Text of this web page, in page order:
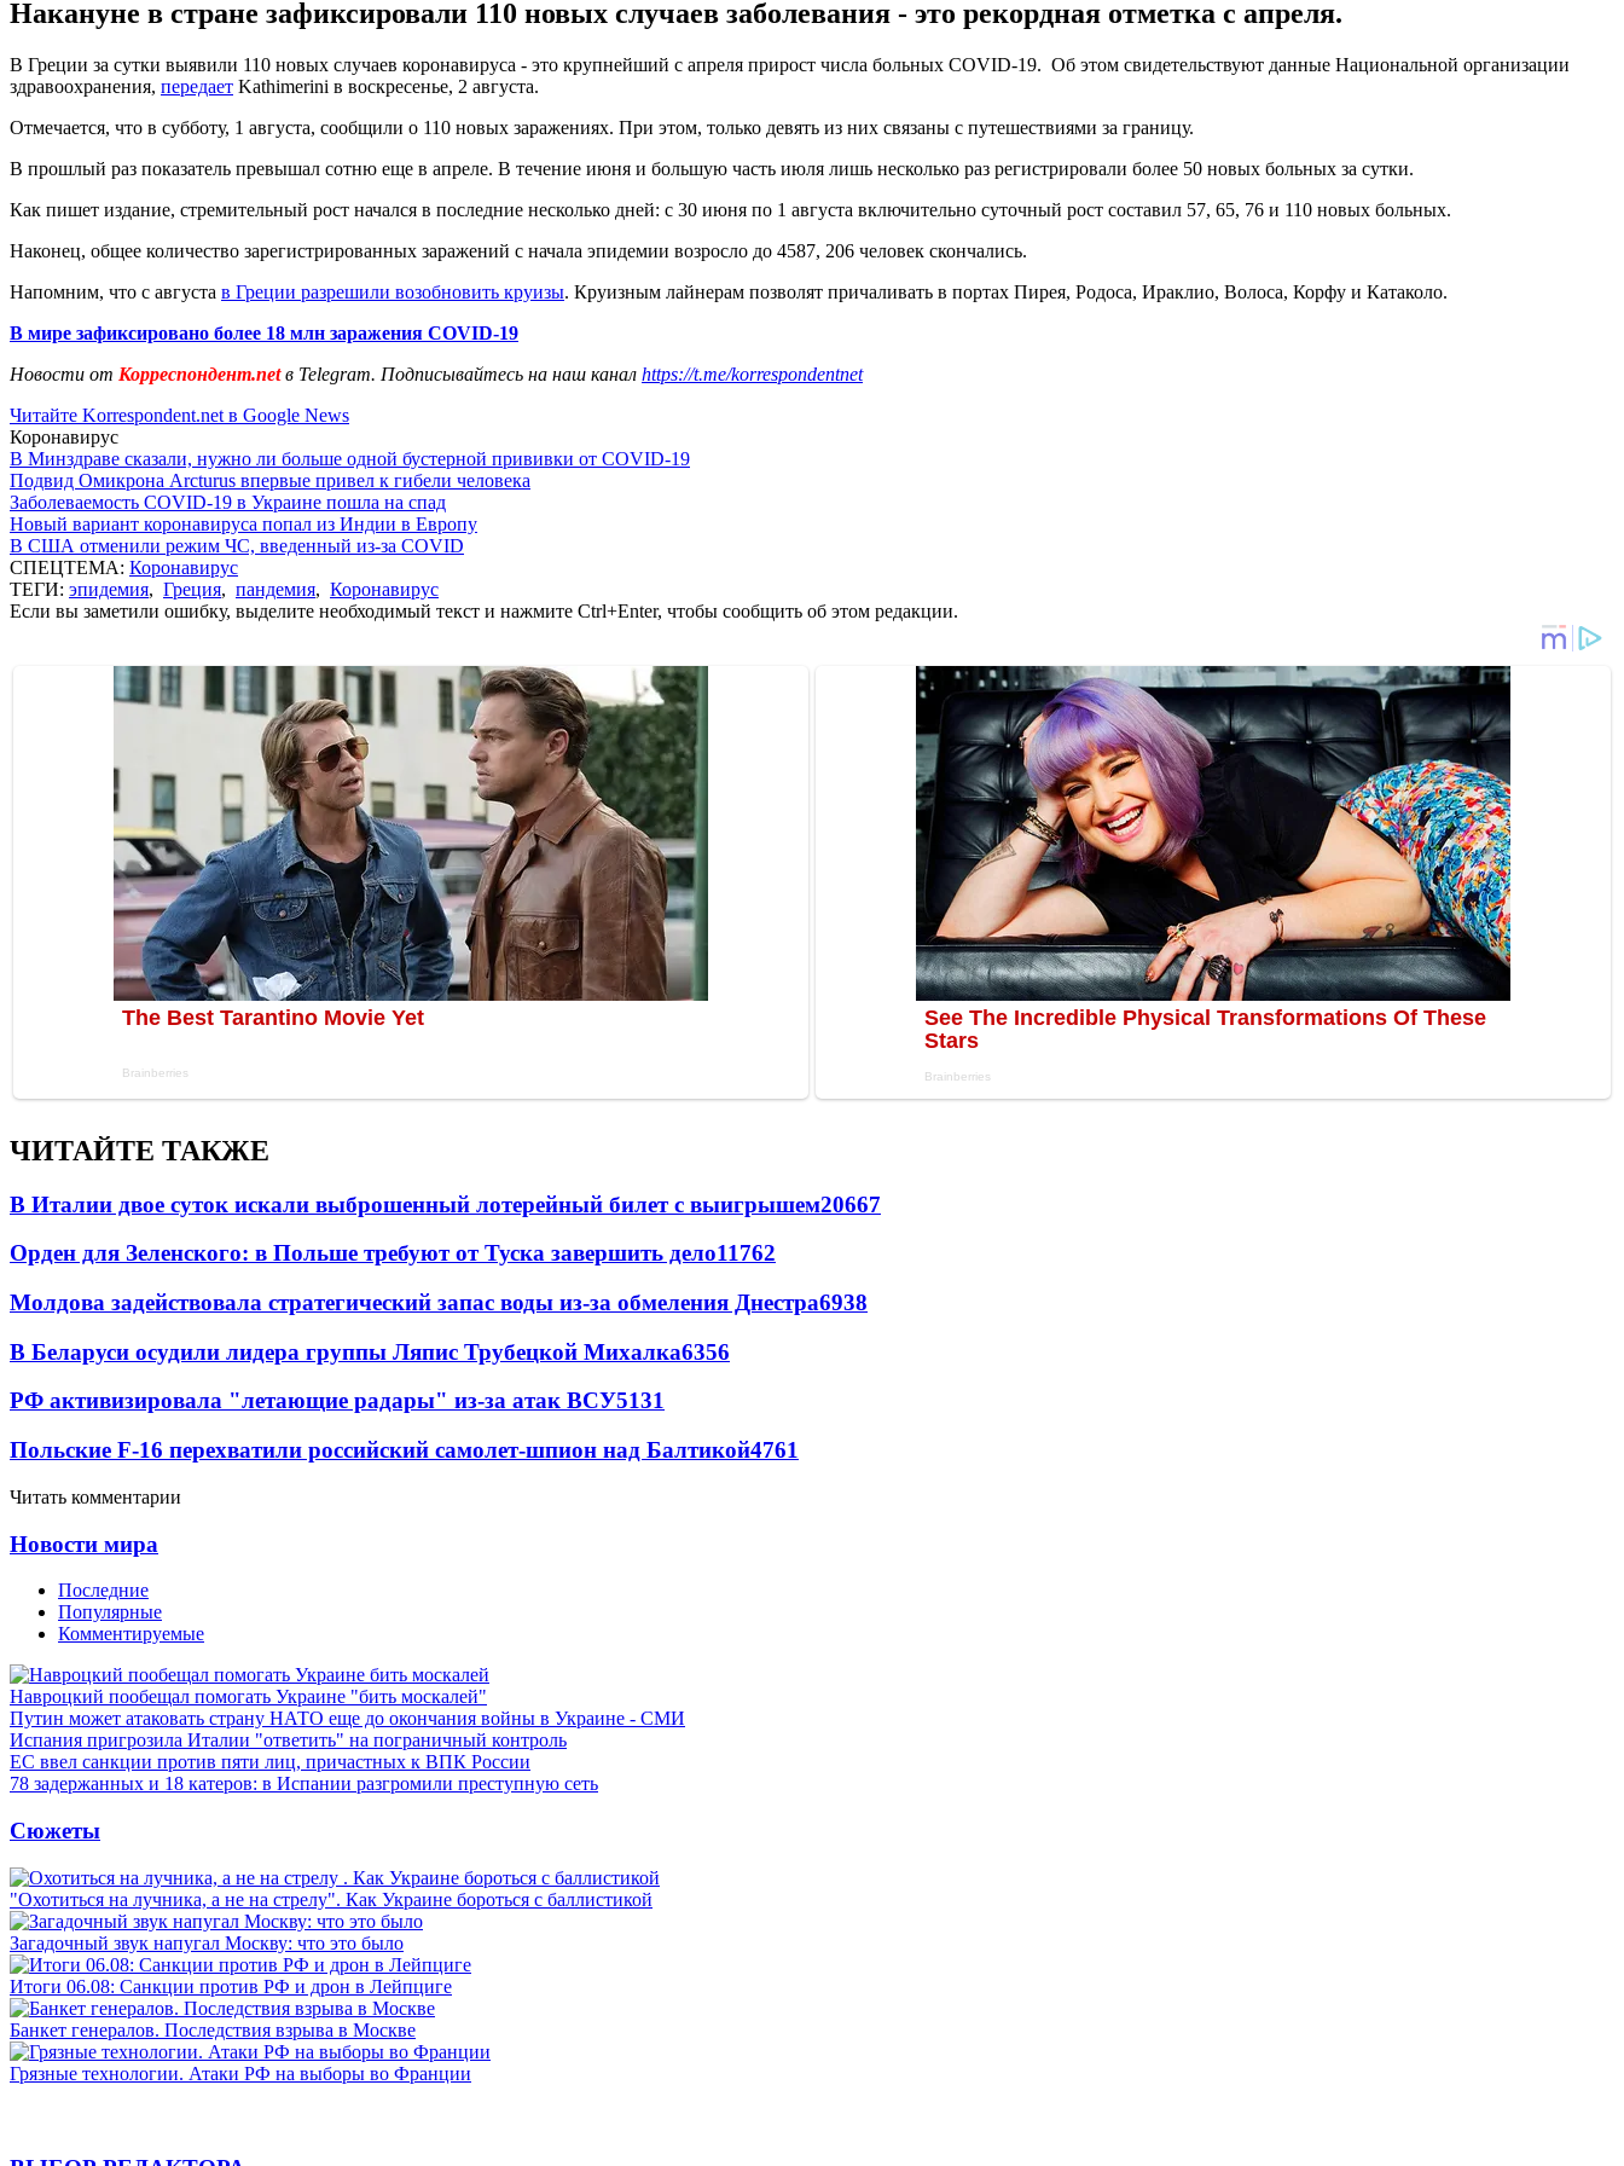
Накануне в стране зафиксировали 110 новых случаев заболевания - это рекордная отметка с апреля.
В Греции за сутки выявили 110 новых случаев коронавируса - это крупнейший с апреля прирост числа больных COVID-19. Об этом свидетельствуют данные Национальной организации
здравоохранения, передает Kathimerini в воскресенье, 2 августа.
Отмечается, что в субботу, 1 августа, сообщили о 110 новых заражениях. При этом, только девять из них связаны с путешествиями за границу.
В прошлый раз показатель превышал сотню еще в апреле. В течение июня и большую часть июля лишь несколько раз регистрировали более 50 новых больных за сутки.
Как пишет издание, стремительный рост начался в последние несколько дней: с 30 июня по 1 августа включительно суточный рост составил 57, 65, 76 и 110 новых больных.
Наконец, общее количество зарегистрированных заражений с начала эпидемии возросло до 4587, 206 человек скончались.
Напомним, что с августа в Греции разрешили возобновить круизы. Круизным лайнерам позволят причаливать в портах Пирея, Родоса, Ираклио, Волоса, Корфу и Катаколо.
В мире зафиксировано более 18 млн заражения COVID-19
Новости от Корреспондент.netв Telegram. Подписывайтесь на наш канал https://t.me/korrespondentnet
Читайте Korrespondent.net в Google News
Коронавирус
В Минздраве сказали, нужно ли больше одной бустерной прививки от COVID-19
Подвид Омикрона Arcturus впервые привел к гибели человека
Заболеваемость COVID-19 в Украине пошла на спад
Новый вариант коронавируса попал из Индии в Европу
В США отменили режим ЧС, введенный из-за COVID
СПЕЦТЕМА: Коронавирус
ТЕГИ: эпидемия, Греция, пандемия, Коронавирус
Если вы заметили ошибку, выделите необходимый текст и нажмите Ctrl+Enter, чтобы сообщить об этом редакции.
ЧИТАЙТЕ ТАКЖЕ
В Италии двое суток искали выброшенный лотерейный билет с выигрышем20667
Орден для Зеленского: в Польше требуют от Туска завершить дело11762
Молдова задействовала стратегический запас воды из-за обмеления Днестра6938
В Беларуси осудили лидера группы Ляпис Трубецкой Михалка6356
РФ активизировала "летающие радары" из-за атак ВСУ5131
Польские F-16 перехватили российский самолет-шпион над Балтикой4761
Читать комментарии
Новости мира
Последние
Популярные
Комментируемые
Навроцкий пообещал помогать Украине "бить москалей"
Путин может атаковать страну НАТО еще до окончания войны в Украине - СМИ
Испания пригрозила Италии "ответить" на пограничный контроль
ЕС ввел санкции против пяти лиц, причастных к ВПК России
78 задержанных и 18 катеров: в Испании разгромили преступную сеть
Сюжеты
"Охотиться на лучника, а не на стрелу". Как Украине бороться с баллистикой
Загадочный звук напугал Москву: что это было
Итоги 06.08: Санкции против РФ и дрон в Лейпциге
Банкет генералов. Последствия взрыва в Москве
Грязные технологии. Атаки РФ на выборы во Франции